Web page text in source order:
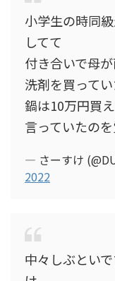
小学生の時同
してて
付き合いで母
洗剤を買って
鍋は10万円買
言っていたの
— さーすけ
2022
中々しぶとい